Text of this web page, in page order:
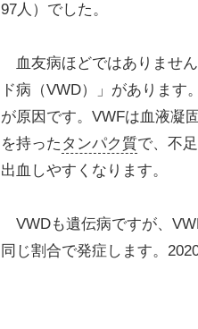
97人）でした。
血友病ほどではありませ
ド病（VWD）」があります
が原因です。VWFは血液凝
を持った タンパク質で、不
出血しやすくなります。
VWDも遺伝病ですが、
同じ割合で発症します。